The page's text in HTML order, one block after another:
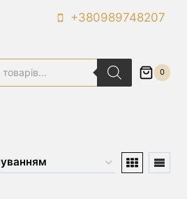
+380989748207
0